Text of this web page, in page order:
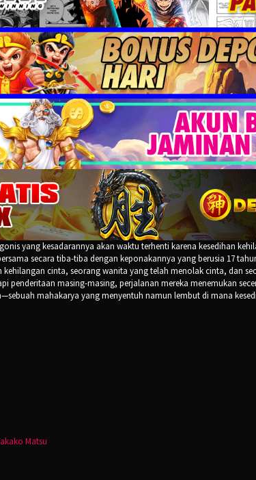
yang kesadarannya akan waktu terhenti karena kesedihan
secara tiba-tiba dengan keponakannya yang berusia 17
kehilangan cinta, seorang wanita yang telah menolak cinta, dan
penderitaan masing-masing, perjalanan mereka menemukan
mahakarya yang menyentuh namun lembut di mana
Matsu